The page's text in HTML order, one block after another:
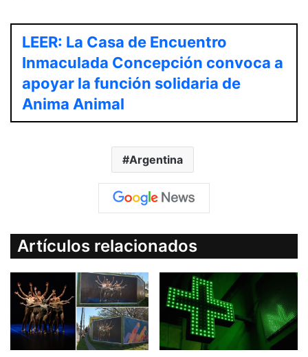
LEER: La Casa de Encuentro
Inmaculada Concepción convoca a
apoyar la función solidaria de
Anima Animal
Argentina
Artículos relacionados